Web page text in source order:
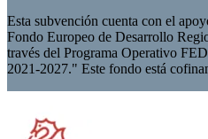
Esta subvención cuenta con el
Fondo Europeo de Desarrollo
través del Programa Operativo
2021-2027." Este fondo está